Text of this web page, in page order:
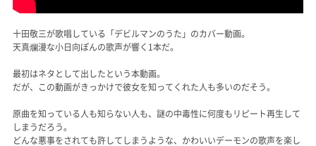
十田敬三が歌唱している「デビルマンのうた」のカバー動画。
天真爛漫な小日向ぽんの歌声が響く1本だ。
最初はネタとして出したという本動画。
だが、この動画がきっかけで彼女を知ってくれた人も多いのだそう。
原曲を知っている人も知らない人も、謎の中毒性に何度もリピート再生して
しまうだろう。
どんな悪事をされても許してしまうような、かわいいデーモンの歌声を楽し